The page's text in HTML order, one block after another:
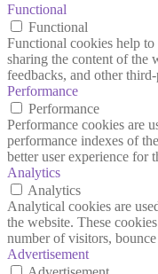
Functional
Functional
Functional cookies help
sharing the content of the
feedbacks, and other
Performance
Performance
Performance cookies are
performance indexes of
better user experience for
Analytics
Analytics
Analytical cookies are
the website. These
number of visitors,
Advertisement